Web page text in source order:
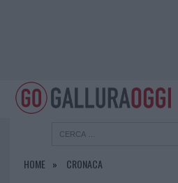
HOME CRONACA